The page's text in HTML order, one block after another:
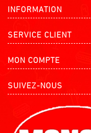
INFORMATION
SERVICE CLIENT
MON COMPTE
SUIVEZ-NOUS